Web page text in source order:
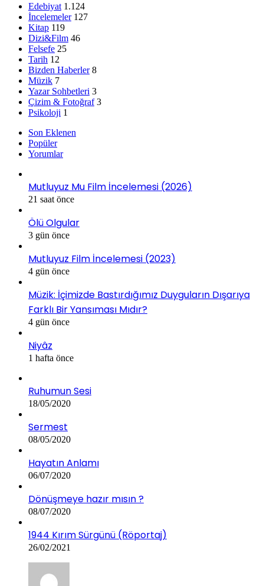
Edebiyat 1.124
İncelemeler 127
Kitap 119
Dizi&Film 46
Felsefe 25
Tarih 12
Bizden Haberler 8
Müzik 7
Yazar Sohbetleri 3
Çizim & Fotoğraf 3
Psikoloji 1
Son Eklenen
Popüler
Yorumlar
Mutluyuz Mu Film İncelemesi (2026)
21 saat önce
Ölü Olgular
3 gün önce
Mutluyuz Film İncelemesi (2023)
4 gün önce
Müzik: İçimizde Bastırdığımız Duyguların Dışarıya
Farklı Bir Yansıması Mıdır?
4 gün önce
Niyâz
1 hafta önce
Ruhumun Sesi
18/05/2020
Sermest
08/05/2020
Hayatın Anlamı
06/07/2020
Dönüşmeye hazır mısın ?
08/07/2020
1944 Kırım Sürgünü (Röportaj)
26/02/2021